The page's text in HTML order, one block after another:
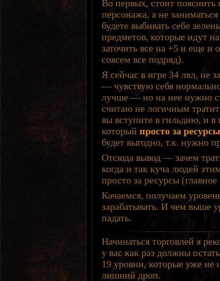
Во первых, стоит
персонажа, а не
будете выбивать себе
предметов, которые идут
заточить все на +5 и еще и
совсем все подряд).
Я сейчас в игре 34 лвл, не
— чувствую себя
лучше — но на нее нужно
считаю не логичным
вы вступите в гильдию, и в
который просто за
будет выгодно, т.к. нужно
Отсюда вывод — зачем
когда и так куча людей
просто за ресурсы
Качаемся, получаем
зарабатывать. И чем выше
падать.
Начинаться торговлей я
у вас как раз должны
19 уровни, которые уже
лишний дроп.